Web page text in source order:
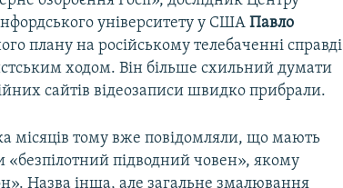
університету у СШАПавло
плану на російському телебаченні справді
ходом. Він більше схильний думати
сайтів відеозаписи швидко прибрали.
місяців тому вже повідомляли, що мають
«безпілотний підводний човен», якому
Назва інша, але загальне змалювання